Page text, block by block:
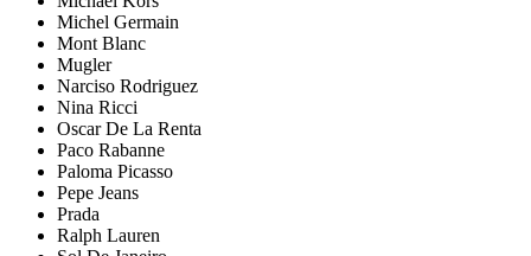
Michel Germain
Mont Blanc
Mugler
Narciso Rodriguez
Nina Ricci
Oscar De La Renta
Paco Rabanne
Paloma Picasso
Pepe Jeans
Prada
Ralph Lauren